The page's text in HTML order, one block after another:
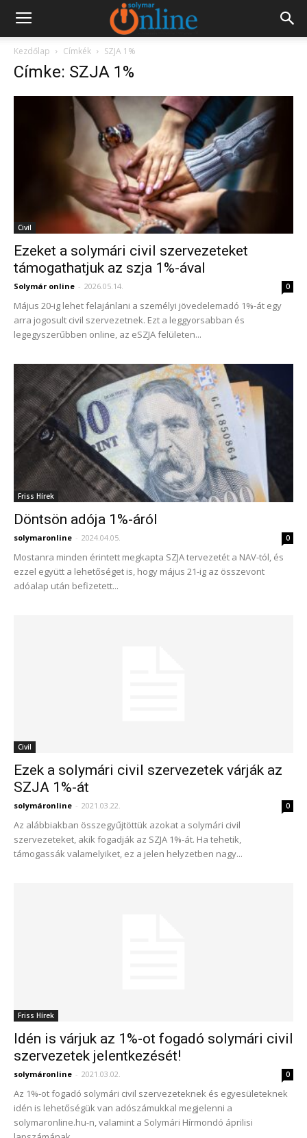
Kezdőlap Címkék SZJA 1%
Címke: SZJA 1%
Civil
Ezeket a solymári civil szervezeteket
támogathatjuk az szja 1%-ával
Solymár online - 2026.05.14. 0
Május 20-ig lehet felajánlani a személyi jövedelemadó 1%-át egy
arra jogosult civil szervezetnek. Ezt a leggyorsabban és
legegyszerűbben online, az eSZJA felületen...
Friss Hírek
Döntsön adója 1%-áról
solymaronline - 2024.04.05. 0
Mostanra minden érintett megkapta SZJA tervezetét a NAV-tól, és
ezzel együtt a lehetőséget is, hogy május 21-ig az összevont
adóalap után befizetett...
Civil
Ezek a solymári civil szervezetek várják az
SZJA 1%-át
solymáronline - 2021.03.22. 0
Az alábbiakban összegyűjtöttük azokat a solymári civil
szervezeteket, akik fogadják az SZJA 1%-át. Ha tehetik,
támogassák valamelyiket, ez a jelen helyzetben nagy...
Friss Hírek
Idén is várjuk az 1%-ot fogadó solymári civil
szervezetek jelentkezését!
solymáronline - 2021.03.02. 0
Az 1%-ot fogadó solymári civil szervezeteknek és egyesületeknek
idén is lehetőségük van adószámukkal megjelenni a
solymaronline.hu-n, valamint a Solymári Hírmondó áprilisi